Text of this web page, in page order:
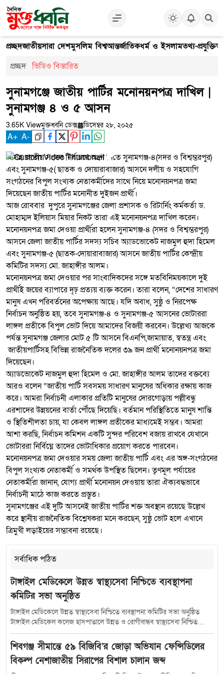
প্রচ্ছদজাতীয়সারা দেশমুসলিম বিশ্বআন্তর্জাতিকধর্ম ও ইসলামতথ্য-প্রযুক্তি
প্রচ্ছদ ভিডিও বিস্তারিত
সুনামগঞ্জে জাতীয় পার্টির মনোনয়নপত্র দাখিল |
সুনামগঞ্জ ৪ ও ৫ আসন
3.65K Viewমুক্তধ্বনি ডেক্স ডিসেম্বর ২৮, ২০২৫
A+ A-
​আসন্ন জাতীয় সংসদ নির্বাচনে অংশ নিতে সুনামগঞ্জ-৪(সদর ও বিশ্বম্ভরপুর)
এবং সুনামগঞ্জ-৫( ছাতক ও দোয়ারাবাজার) আসনে দলীয় ও সহযোগি
সংগঠনের বিপুল সংখ্যক নেতাকর্মীদের সাথে নিয়ে মনোনয়নপত্র জমা
দিয়েছেন জাতীয় পার্টির মনোনীত দুইজন প্রার্থী।
আজ রোববার দুপুরে সুনামগঞ্জের জেলা প্রশাসক ও রিটার্নিং কর্মকর্তা ড.
মোহাম্মদ ইলিয়াস মিয়ার নিকট তারা এই মনোনয়নপত্র দাখিল করেন।
​মনোনয়নপত্র জমা দেওয়া প্রার্থীরা হলেন সুনামগঞ্জ-৪ (সদর ও বিশ্বম্ভরপুর)
আসনে জেলা জাতীয় পার্টির সদস্য সচিব অ্যাডভোকেট নাজমুল হুদা হিমেল
এবং সুনামগঞ্জ-৫ (ছাতক-দোয়ারাবাজার) আসনে জাতীয় পার্টির কেন্দ্রীয়
কমিটির সদস্য মো. জাহাঙ্গীর আলম।
​মনোনয়নপত্র জমা দেওয়ার পর সাংবাদিকদের সঙ্গে মতবিনিময়কালে দুই
প্রার্থীই জয়ের ব্যাপারে দৃঢ় প্রত্যয় ব্যক্ত করেন। তারা বলেন, “দেশের সাধারণ
মানুষ এখন পরিবর্তনের অপেক্ষায় আছে। যদি অবাধ, সুষ্ঠু ও নিরপেক্ষ
নির্বাচন অনুষ্ঠিত হয়, তবে সুনামগঞ্জ-৪ ও সুনামগঞ্জ-৫ আসনের ভোটাররা
লাঙ্গল প্রতীকে বিপুল ভোট দিয়ে আমাদের বিজয়ী করবেন। উল্লেখ্য আজকে
পর্যন্ত সুনামগঞ্জ জেলার মোট ৫ টি আসনে বিএনপি,জামায়াত, স্বতন্ত্র এবং
জাতীয়পার্টিসহ বিভিন্ন রাজনৈতিক দলের ৩৯ জন প্রার্থী মনোনয়নপত্র জমা
দিয়েছেন।
​অ্যাডভোকেট নাজমুল হুদা হিমেল ও মো. জাহাঙ্গীর আলম তাদের বক্তব্যে
আরও বলেন “জাতীয় পার্টি সবসময় সাধারণ মানুষের অধিকার রক্ষায় কাজ
করে। আমরা নির্বাচনী এলাকার প্রতিটি মানুষের দোরগোড়ায় পল্লীবন্ধু
এরশাদের উন্নয়নের বার্তা পৌঁছে দিয়েছি। বর্তমান পরিস্থিতিতে মানুষ শান্তি
ও স্থিতিশীলতা চায়, যা কেবল লাঙ্গল প্রতীকের মাধ্যমেই সম্ভব। আমরা
আশা করছি, নির্বাচন কমিশন একটি সুন্দর পরিবেশ বজায় রাখবে যেখানে
ভোটাররা নির্বিঘ্নে তাদের ভোটাধিকার প্রয়োগ করতে পারবেন।
​মনোনয়নপত্র জমা দেওয়ার সময় জেলা জাতীয় পার্টি এবং এর অঙ্গ-সংগঠনের
বিপুল সংখ্যক নেতাকর্মী ও সমর্থক উপস্থিত ছিলেন। তৃণমূল পর্যায়ের
নেতাকর্মীরা জানান, যোগ্য প্রার্থী মনোনয়ন দেওয়ায় তারা ঐক্যবদ্ধভাবে
নির্বাচনী মাঠে কাজ করতে প্রস্তুত।
​সুনামগঞ্জের এই দুটি আসনেই জাতীয় পার্টির শক্ত অবস্থান রয়েছে উল্লেখ
করে স্থানীয় রাজনৈতিক বিশ্লেষকরা মনে করছেন, সুষ্ঠু ভোট হলে এখানে
ত্রিমুখী লড়াইয়ের সম্ভাবনা রয়েছে।
সর্বাধিক পঠিত
টাঙ্গাইল মেডিকেলে উন্নত স্বাস্থ্যসেবা নিশ্চিতে ব্যবস্থাপনা
কমিটির সভা অনুষ্ঠিত
টাঙ্গাইল মেডিকেলে উন্নত স্বাস্থ্যসেবা নিশ্চিতে ব্যবস্থাপনা কমিটির সভা অনুষ্ঠিত
টাঙ্গাইল মেডিকেল কলেজ হাসপাতালে উন্নত ও রোগীবান্ধব স্বাস্থ্যসেবা নিশ্চিত
করতে হাসপাতাল ব্যবস্থাপনা কমিটির সমন্বয় সভা অনুষ্ঠিত হয়েছে। শুক্রবার (১০
জুলাই) সকাল সাড়ে ১০টায় হাসপাতালের কনফারেন্স রুমে আয়োজিত এ সভায়
সভাপতিত্ব করেন টাঙ্গাইল-৫ (সদর) আসনের সংসদ সদস্য মৎস্য ও প্রাণিসম্পদ
প্রতিমন্ত্রী এবং হাসপাতাল ব্যবস্থাপনা কমিটির সভাপতি সুলতান সালাউদ্দিন টুকু।
শিবগঞ্জ সীমান্তে ৫৯ বিজিবি’র জোড়া অভিযান ফেন্সিডিলের
বিকল্প নেশাজাতীয় সিরাপের বিশাল চালান জব্দ